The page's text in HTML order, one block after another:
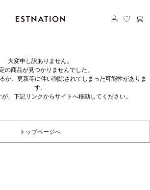
大変申し訳ありません。
の商品が見つかりませんでした。
か、更新等に伴い削除されてしまった可能性がありま
す。
、下記リンクからサイトへ移動してください。
トップページへ